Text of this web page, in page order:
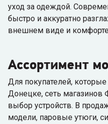
уход за одеждой.
быстро и аккуратно
внешнем виде и
Ассортимент
Для покупателей,
Донецке, сеть
выбор устройств. В
модели, паровые утюги,